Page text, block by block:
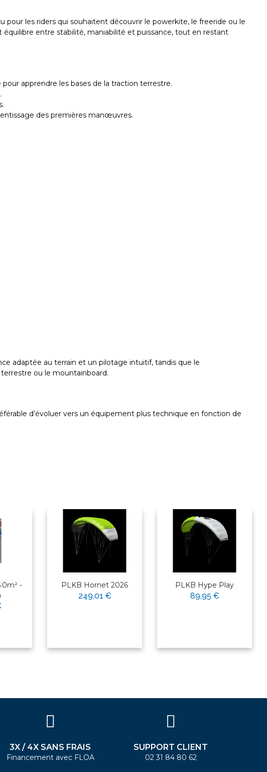
les riders qui souhaitent découvrir le powerkite, le freeride ou le
entre stabilité, maniabilité et puissance, tout en restant
apprendre les bases de la traction terrestre.
des premières manœuvres.
adaptée au terrain et un pilotage intuitif, tandis que le
ou le mountainboard.
d’évoluer vers un équipement plus technique en fonction de
-
PLKB Hornet 2026
249,01 €
PLKB Hype Play
89,95 €
3X / 4X SANS FRAIS
Financement avec FLOA
SUPPORT CLIENT
02 31 84 80 62